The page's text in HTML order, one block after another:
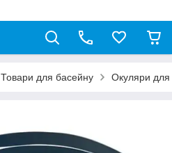
Товари для басейну Окуляри для